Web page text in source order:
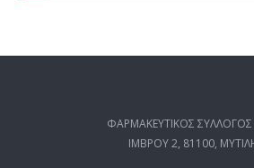
ΦΑΡΜΑΚΕΥΤΙΚΟΣ
ΙΜΒΡΟΥ 2, 81100,